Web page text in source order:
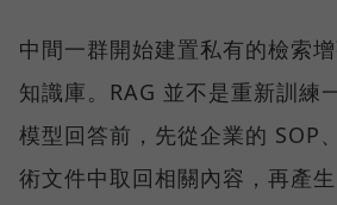
中間一群開始建置私有的檢索增
知識庫。RAG 並不是重新訓練
模型回答前，先從企業的 SOP
術文件中取回相關內容，再產